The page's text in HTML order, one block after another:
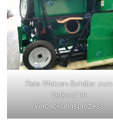
Reis-Weizen-Schäler zum
Verkauf im
Verpackungsprozess